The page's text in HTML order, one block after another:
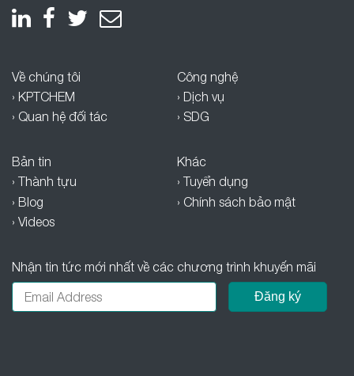
Về chúng tôi
› KPTCHEM
› Quan hệ đối tác
Công nghệ
› Dịch vụ
› SDG
Bản tin
› Thành tựu
› Blog
› Videos
Khác
› Tuyển dụng
› Chính sách bảo mật
Nhận tin tức mới nhất về các chương trình khuyến mãi